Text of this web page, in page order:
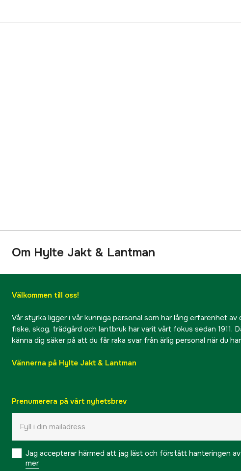
Om Hylte Jakt & Lantman
Välkommen till oss!
Vår styrka ligger i vår kunniga personal som har lång erfarenhet av
fiske, skog, trädgård och lantbruk har varit vårt fokus sedan 1911.
känna dig säker på att du får raka svar från ärlig personal när du
Vännerna på Hylte Jakt & Lantman
Prenumerera på vårt nyhetsbrev
Jag accepterar härmed att jag läst och förstått hanteringen
mer